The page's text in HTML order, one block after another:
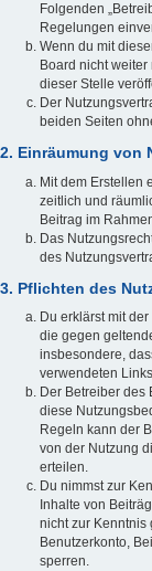
Folgenden
Regelungen
Wenn du mit
Board nicht
dieser Stelle
Der
beiden Seiten
2. Einräumung von
Mit dem Erstellen
zeitlich und
Beitrag im
Das
des
3. Pflichten des
Du erklärst mit
die gegen
insbesondere,
verwendeten
Der Betreiber des
diese
Regeln kann der
von der Nutzung
erteilen.
Du nimmst zur
Inhalte von
nicht zur Kenntnis
Benutzerkonto,
sperren.